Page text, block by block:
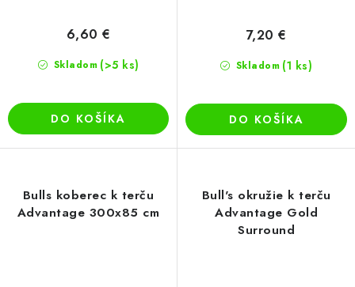
Skladom (>5 ks)
6,60 €
DO KOŠÍKA
Skladom (1 ks)
7,20 €
DO KOŠÍKA
Bulls koberec k terču
Advantage 300x85 cm
Bull's okružie k terču
Advantage Gold
Surround